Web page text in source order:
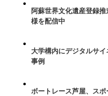
阿蘇世界文化遺産登録
様を配信中
大学構内にデジタルサ
事例
ボートレース芦屋、ス